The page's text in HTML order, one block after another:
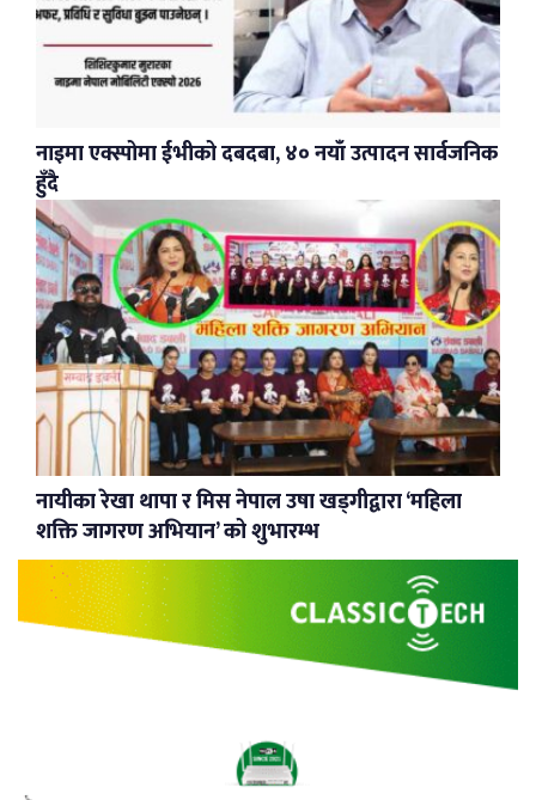
नाइमा एक्स्पोमा ईभीको दबदबा, ४० नयाँ उत्पादन सार्वजनिक
हुँदै
नायीका रेखा थापा र मिस नेपाल उषा खड्गीद्वारा ‘महिला
शक्ति जागरण अभियान’ को शुभारम्भ